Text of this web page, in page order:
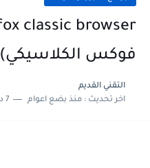
فوكس الكلاسيكي)
التقني القديم
اخر تحديث :منذ بضع اعوام 7 دقائق للقراءة